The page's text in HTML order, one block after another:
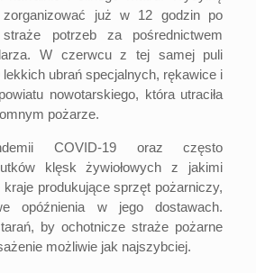
zorganizować już w 12 godzin po
straże potrzeb za pośrednictwem
W czerwcu z tej samej puli
ubrań specjalnych, rękawice i
nowotarskiego, która utraciła
pożarze.
COVID-19 oraz często
klęsk żywiołowych z jakimi
produkujące sprzęt pożarniczy,
opóźnienia w jego dostawach.
by ochotnicze straże pożarne
możliwie jak najszybciej.